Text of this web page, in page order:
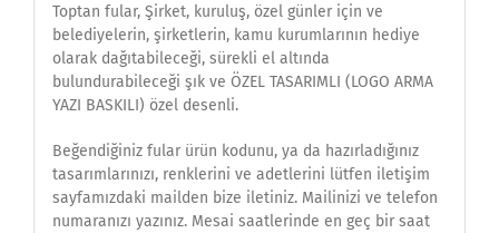
Toptan fular, Şirket, kuruluş, özel günler için ve
belediyelerin, şirketlerin, kamu kurumlarının hediye
olarak dağıtabileceği, sürekli el altında
bulundurabileceği şık ve ÖZEL TASARIMLI (LOGO ARMA
YAZI BASKILI) özel desenli.
Beğendiğiniz fular ürün kodunu, ya da hazırladığınız
tasarımlarınızı, renklerini ve adetlerini lütfen iletişim
sayfamızdaki mailden bize iletiniz. Mailinizi ve telefon
numaranızı yazınız. Mesai saatlerinde en geç bir saat